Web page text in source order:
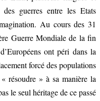
guerres entre les Etats
Au cours des 31
Guerre Mondiale de la fin
ont péri dans la
forcé des populations
résoudre » à sa manière la
le seul héritage de ce passé